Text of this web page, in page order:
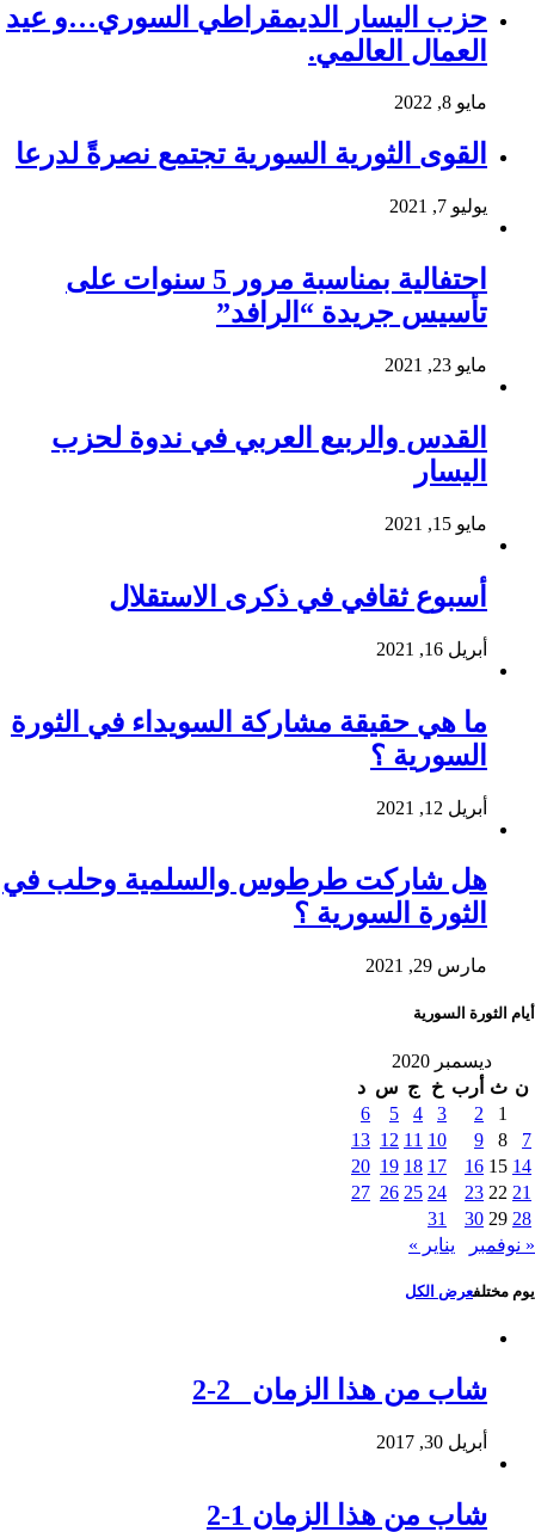
حزب اليسار الديمقراطي السوري…و عيد
العمال العالمي.
مايو 8, 2022
القوى الثورية السورية تجتمع نصرةً لدرعا
يوليو 7, 2021
احتفالية بمناسبة مرور 5 سنوات على
تأسيس جريدة “الرافد”
مايو 23, 2021
القدس والربيع العربي في ندوة لحزب
اليسار
مايو 15, 2021
أسبوع ثقافي في ذكرى الاستقلال
أبريل 16, 2021
ما هي حقيقة مشاركة السويداء في الثورة
السورية ؟
أبريل 12, 2021
هل شاركت طرطوس والسلمية وحلب في
الثورة السورية ؟
مارس 29, 2021
أيام الثورة السورية
ديسمبر 2020
ن ث أرب خ ج س د
1
2
3
4
5
6
7
8
9
10
11
12
13
14
15
16
17
18
19
20
21
22
23
24
25
26
27
28
29
30
31
« نوفمبر
يناير »
يوم مختلفعرض الكل
شاب من هذا الزمان 2-2
أبريل 30, 2017
شاب من هذا الزمان 1-2